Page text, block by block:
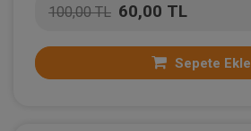
100,00 TL 60,00 TL
Sepete Ekle